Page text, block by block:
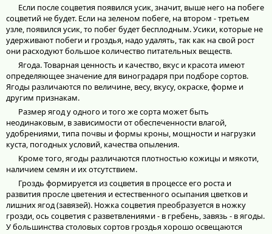
Если после соцветия появился усик, значит, выше него на побеге
соцветий не будет. Если на зеленом побеге, на втором - третьем
узле, появился усик, то побег будет бесплодным. Усики, которые не
удерживают побеги и гроздья, надо удалять, так как на свой рост
они расходуют большое количество питательных веществ.
Ягода. Товарная ценность и качество, вкус и красота имеют
определяющее значение для виноградаря при подборе сортов.
Ягоды различаются по величине, весу, вкусу, окраске, форме и
другим признакам.
Размер ягод у одного и того же сорта может быть
неодинаковым, в зависимости от обеспеченности влагой,
удобрениями, типа почвы и формы кроны, мощности и нагрузки
куста, погодных условий, качества опыления.
Кроме того, ягоды различаются плотностью кожицы и мякоти,
наличием семян и их отсутствием.
Гроздь формируется из соцветия в процессе его роста и
развития просле цветения и естественного осыпания цветков и
лишних ягод (завязей). Ножка соцветия преобразуется в ножку
грозди, ось соцветия с разветвлениями - в гребень, завязь - в ягоды.
У большинства столовых сортов гроздья хорошо освещаются